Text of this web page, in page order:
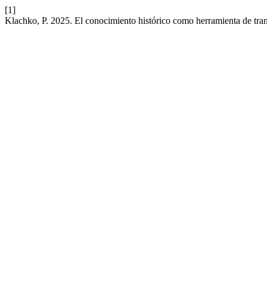
[1]
Klachko, P. 2025. El conocimiento histórico como herramienta de